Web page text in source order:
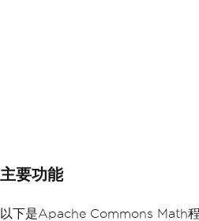
主要功能
以下是Apache Commons Math程